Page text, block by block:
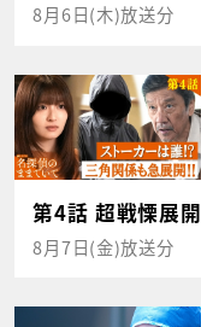
8月6日(木)放送分
第4話 超戦慄展開
8月7日(金)放送分